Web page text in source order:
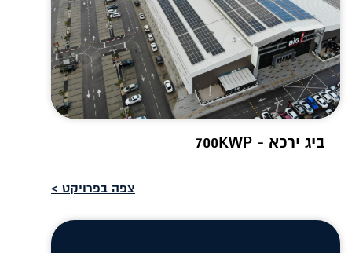
ביג ירכא - 700KWP
צפה בפרויקט >